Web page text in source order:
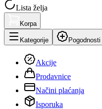
Lista želja
Korpa
Kategorije Pogodnosti
Akcije
Prodavnice
Načini plaćanja
Isporuka